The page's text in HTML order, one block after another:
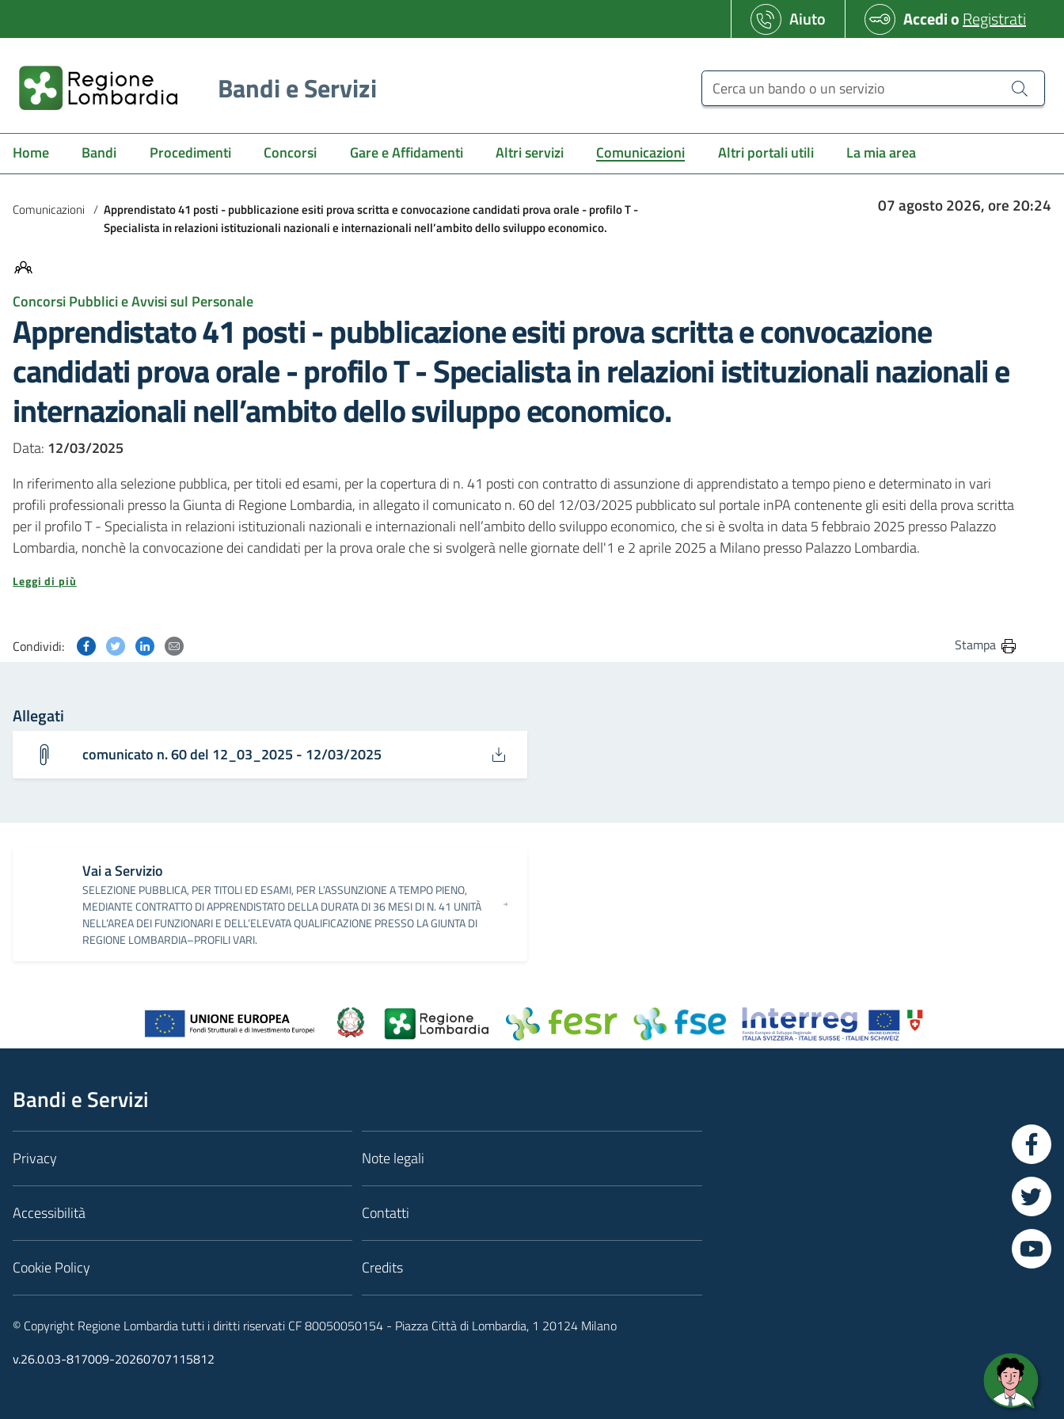
Aiuto AccedioRegistrati
Bandi e Servizi Cerca un bando o un servizio
Home Bandi Procedimenti Concorsi Gare e Affidamenti Altri servizi Comunicazioni Altri portali utili La mia area
Comunicazioni / Apprendistato 41 posti - pubblicazione esiti prova scritta e convocazione candidati prova orale - profilo T -
Specialista in relazioni istituzionali nazionali e internazionali nell’ambito dello sviluppo economico.
07 agosto 2026, ore 20:24
Concorsi Pubblici e Avvisi sul Personale
Apprendistato 41 posti - pubblicazione esiti prova scritta e convocazione
candidati prova orale - profilo T - Specialista in relazioni istituzionali nazionali e
internazionali nell’ambito dello sviluppo economico.
Data: 12/03/2025
In riferimento alla selezione pubblica, per titoli ed esami, per la copertura di n. 41 posti con contratto di assunzione di apprendistato a tempo pieno e determinato in vari
profili professionali presso la Giunta di Regione Lombardia, in allegato il comunicato n. 60 del 12/03/2025 pubblicato sul portale inPA contenente gli esiti della prova scritta
per il profiloT - Specialista in relazioni istituzionali nazionali e internazionali nell’ambito dello sviluppo economico, che si è svolta in data 5 febbraio 2025 presso Palazzo
Lombardia, nonchè la convocazione dei candidati per la prova orale che si svolgerà nelle giornate dell'1 e 2 aprile 2025 a Milano presso Palazzo Lombardia.
Leggi di più
Condividi: Condividi questa pagina su Facebook
Condividi questa pagina su Twitter
Condividi questa pagina su Linkedin Stampa
Allegati
comunicato n. 60 del 12_03_2025 - 12/03/2025
Vai a Servizio
SELEZIONE PUBBLICA, PER TITOLI ED ESAMI, PER L’ASSUNZIONE A TEMPO PIENO,
MEDIANTE CONTRATTO DI APPRENDISTATO DELLA DURATA DI 36 MESI DI N. 41 UNITÀ
NELL’AREA DEI FUNZIONARI E DELL’ELEVATA QUALIFICAZIONE PRESSO LA GIUNTA DI
REGIONE LOMBARDIA–PROFILI VARI.
Bandi e Servizi
Privacy
Accessibilità
Cookie Policy
Note legali
Contatti
Credits
© Copyright Regione Lombardia tutti i diritti riservati CF 80050050154 - Piazza Città di Lombardia, 1 20124 Milano
v.26.0.03-817009-20260707115812